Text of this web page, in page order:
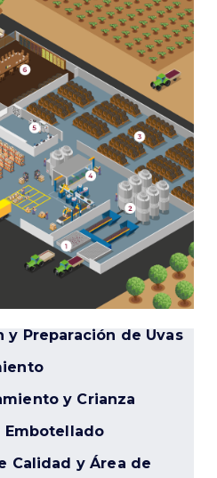
y Preparación de Uvas
y Crianza
Embotellado
Calidad y Área de